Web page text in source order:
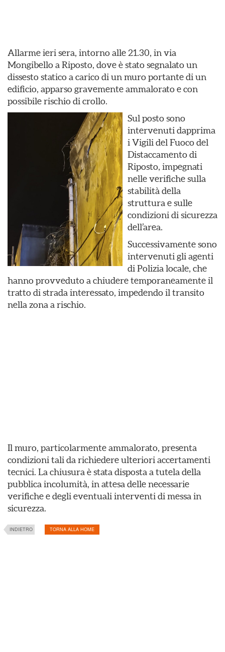
Allarme ieri sera, intorno alle 21.30, in via
Mongibello a Riposto, dove è stato segnalato un
dissesto statico a carico di un muro portante di un
edificio, apparso gravemente ammalorato e con
possibile rischio di crollo.
Sul posto sono
intervenuti dapprima
i Vigili del Fuoco del
Distaccamento di
Riposto, impegnati
nelle verifiche sulla
stabilità della
struttura e sulle
condizioni di sicurezza
dell’area.
Successivamente sono
intervenuti gli agenti
di Polizia locale, che
hanno provveduto a chiudere temporaneamente il
tratto di strada interessato, impedendo il transito
nella zona a rischio.
Il muro, particolarmente ammalorato, presenta
condizioni tali da richiedere ulteriori accertamenti
tecnici. La chiusura è stata disposta a tutela della
pubblica incolumità, in attesa delle necessarie
verifiche e degli eventuali interventi di messa in
sicurezza.
INDIETRO TORNA ALLA HOME